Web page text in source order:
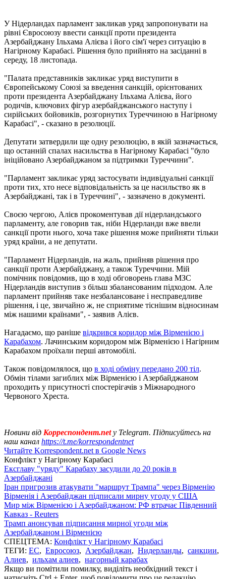
У Нідерландах парламент закликав уряд запропонувати на
рівні Євросоюзу ввести санкції проти президента
Азербайджану Ільхама Алієва і його сім'ї через ситуацію в
Нагірному Карабасі. Рішення було прийнято на засіданні в
середу, 18 листопада.
"Палата представників закликає уряд виступити в
Європейському Союзі за введення санкцій, орієнтованих
проти президента Азербайджану Ільхама Алієва, його
родичів, ключових фігур азербайджанського наступу і
сирійських бойовиків, розгорнутих Туреччиною в Нагірному
Карабасі", - сказано в резолюції.
Депутати затвердили ще одну резолюцію, в якій зазначається,
що останній спалах насильства в Нагірному Карабасі "було
ініційовано Азербайджаном за підтримки Туреччини".
"Парламент закликає уряд застосувати індивідуальні санкції
проти тих, хто несе відповідальність за це насильство як в
Азербайджані, так і в Туреччині", - зазначено в документі.
Своєю чергою, Алієв прокоментував дії нідерландського
парламенту, але говорив так, ніби Нідерланди вже ввели
санкції проти нього, хоча таке рішення може прийняти тільки
уряд країни, а не депутати.
"Парламент Нідерландів, на жаль, прийняв рішення про
санкції проти Азербайджану, а також Туреччини. Мій
помічник повідомив, що в ході обговорень глава МЗС
Нідерландів виступив з більш збалансованим підходом. Але
парламент прийняв таке незбалансоване і несправедливе
рішення, і це, звичайно ж, не сприятиме тіснішим відносинам
між нашими країнами", - заявив Алієв.
Нагадаємо, що раніше відкрився коридор між Вірменією і
Карабахом. Лачинським коридором між Вірменією і Нагірним
Карабахом проїхали перші автомобілі.
Також повідомлялося, що в ході обміну передано 200 тіл.
Обмін тілами загиблих між Вірменією і Азербайджаном
проходить у присутності спостерігачів з Міжнародного
Червоного Хреста.
Новини від Корреспондент.netу Telegram. Підписуйтесь на
наш канал https://t.me/korrespondentnet
Читайте Korrespondent.net в Google News
Конфлікт у Нагірному Карабасі
Ексглаву "уряду" Карабаху засудили до 20 років в
Азербайджані
Іран пригрозив атакувати "маршрут Трампа" через Вірменію
Вірменія і Азербайджан підписали мирну угоду у США
Мир між Вірменією і Азербайджаном: РФ втрачає Південний
Кавказ - Reuters
Трамп анонсував підписання мирної угоди між
Азербайджаном і Вірменією
СПЕЦТЕМА: Конфлікт у Нагірному Карабасі
ТЕГИ: ЕС, Евросоюз, Азербайджан, Нидерланды, санкции,
Алиев, ильхам алиев, нагорный карабах
Якщо ви помітили помилку, виділіть необхідний текст і